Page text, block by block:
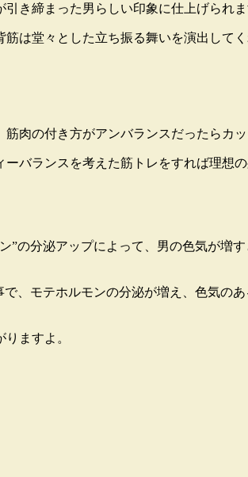
き締まった男らしい印象に仕上げられ
は堂々とした立ち振る舞いを演出してく
肉の付き方がアンバランスだったらカ
バランスを考えた筋トレをすれば理想
”の分泌アップによって、男の色気が増す
、モテホルモンの分泌が増え、色気の
ますよ。